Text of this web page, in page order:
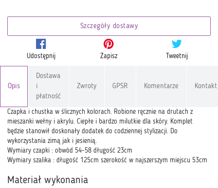
Szczegóły dostawy
Udostępnij Zapisz Tweetnij
Opis
Dostawa
i
płatność
Zwroty GPSR Komentarze Kontakt
Czapka i chustka w ślicznych kolorach. Robione ręcznie na drutach z
mieszanki wełny i akrylu. Ciepłe i bardzo milutkie dla skóry. Komplet
będzie stanowił doskonały dodatek do codziennej stylizacji. Do
wykorzystania zimą jak i jesienią.
Wymiary czapki : obwód 54-58 długość 23cm
Wymiary szalika : długość 125cm szerokość w najszerszym miejscu 53cm
Materiał wykonania